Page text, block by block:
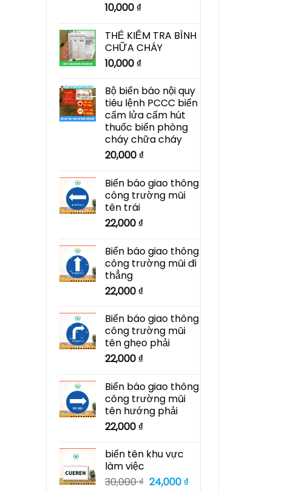
10,000 ₫
THẺ KIỂM TRA BÌNH
CHỮA CHÁY
10,000 ₫
Bộ biển báo nội quy
tiêu lệnh PCCC biển
cấm lửa cấm hút
thuốc biển phòng
cháy chữa cháy
20,000 ₫
Biển báo giao thông
công trường mũi
tên trái
22,000 ₫
Biển báo giao thông
công trường mũi đi
thẳng
22,000 ₫
Biển báo giao thông
công trường mũi
tên ghẹo phải
22,000 ₫
Biển báo giao thông
công trường mũi
tên hướng phải
22,000 ₫
biển tên khu vực
làm việc
30,000₫ Giá
24,000 ₫Giá